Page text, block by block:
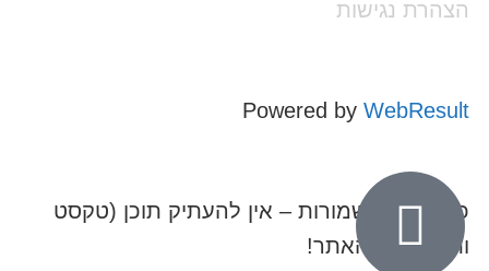
הצהרת נגישות
Powered byWebResult
כל הזכויות שמורות – אין להעתיק תוכן (טקסט
ותמונות) מהאתר!